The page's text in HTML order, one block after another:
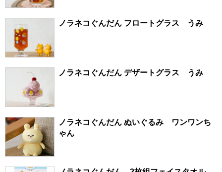
ノラネコぐんだん フロートグラス うみ
ノラネコぐんだん デザートグラス うみ
ノラネコぐんだん ぬいぐるみ ワンワンち
ゃん